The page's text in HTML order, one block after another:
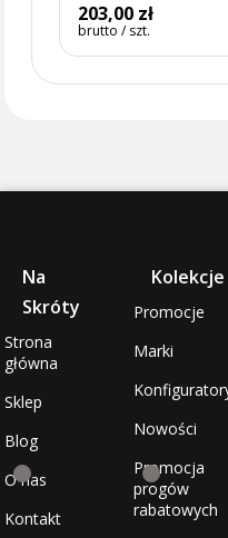
203,00 zł
brutto / szt.
Na
Skróty
Strona
główna
Sklep
Blog
O nas
Kontakt
Kolekcje
Promocje
Marki
Nowości
Promocja
progów
rabatowych